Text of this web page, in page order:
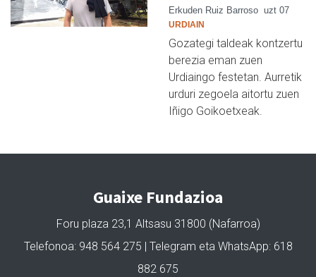
Erkuden Ruiz Barroso uzt 07
URDIAIN
Gozategi taldeak kontzertu
berezia eman zuen
Urdiaingo festetan. Aurretik
urduri zegoela aitortu zuen
Iñigo Goikoetxeak.
Guaixe Fundazioa
Foru plaza 23,1 Altsasu 31800 (Nafarroa)
Telefonoa: 948 564 275 | Telegram eta WhatsApp: 618
882 675